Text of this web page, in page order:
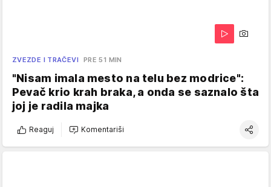
ZVEZDE I TRAČEVI PRE 51 MIN
"Nisam imala mesto na telu bez modrice":
Pevač krio krah braka, a onda se saznalo šta
joj je radila majka
Reaguj Komentariši